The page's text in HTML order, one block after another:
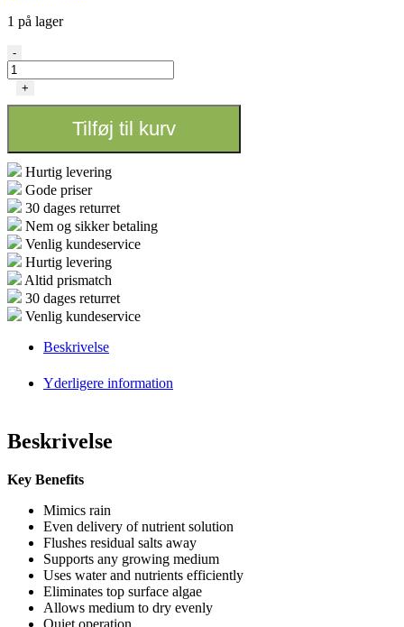
1 på lager
Alien
Rain
antal
-
+
Tilføj til kurv
Hurtig levering
Gode priser
30 dages returret
Nem og sikker betaling
Venlig kundeservice
Hurtig levering
Altid prismatch
30 dages returret
Venlig kundeservice
Beskrivelse
Yderligere information
Beskrivelse
Key Benefits
Mimics rain
Even delivery of nutrient solution
Flushes residual salts away
Supports any growing medium
Uses water and nutrients efficiently
Eliminates top surface algae
Allows medium to dry evenly